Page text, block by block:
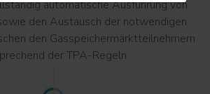
automatische Ausführung von
den Austausch der notwendigen
den Gasspeichermarktteilnehmern
der TPA-Regeln.